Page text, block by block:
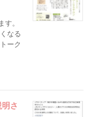
す。
なる
ーク
さ